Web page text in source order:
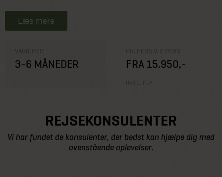
Læs mere
VARIGHED
3-6 MÅNEDER
PR. PERS V. 2 PERS
FRA 15.950,-
INKL. FLY
REJSEKONSULENTER
Vi har fundet de konsulenter, der bedst kan hjælpe dig med
ovenstående oplevelser.